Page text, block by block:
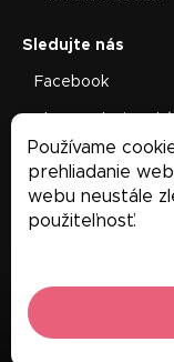
Používame
prehliadanie
webu neustále
použiteľnosť.
Facebook
Facebook